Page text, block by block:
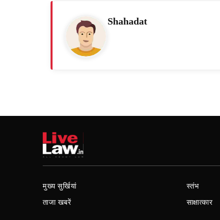
Shahadat
मुख्य सुर्खियां
ताजा खबरें
स्तंभ
साक्षात्कार